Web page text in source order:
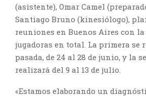
(asistente), Omar Camel
Santiago Bruno (kinesiólogo),
reuniones en Buenos Aires con
jugadoras en total. La primera se
pasada, de 24 al 28 de junio, y la
realizará del 9 al 13 de julio.
«Estamos elaborando un